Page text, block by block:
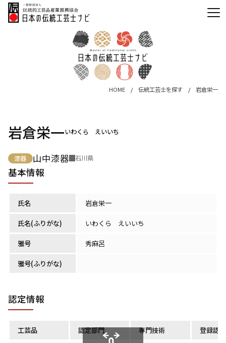
HOME 伝統工芸士を探す 岩倉栄一
岩倉栄一いわくら えいいち
漆器 山中漆器 石川県
基本情報
氏名 岩倉栄一
氏名(ふりがな) いわくら えいいち
雅号 秀麻呂
雅号(ふりがな)
認定情報
工芸品 認定部門 専門技術 登録認